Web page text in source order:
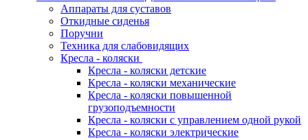
Аппараты для суставов
Откидные сиденья
Поручни
Техника для слабовидящих
Кресла - коляски
Кресла - коляски детские
Кресла - коляски механические
Кресла - коляски повышенной
грузоподъемности
Кресла - коляски с управлением одной рукой
Кресла - коляски электрические